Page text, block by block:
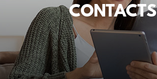
CONTACTS